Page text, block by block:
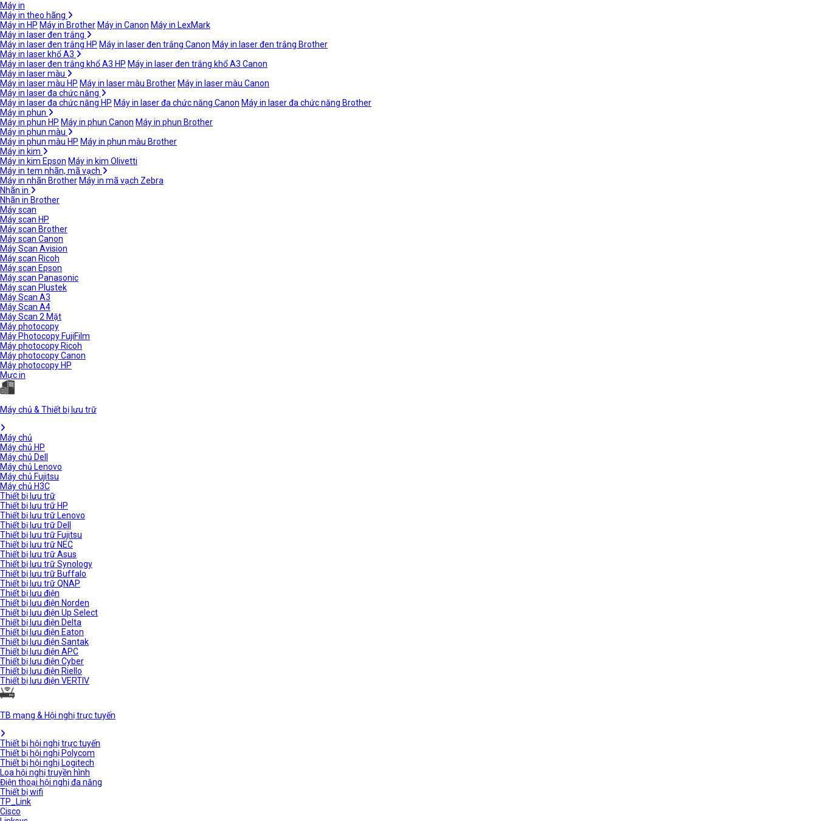
Máy in
Máy in theo hãng
Máy in HP Máy in Brother Máy in Canon Máy in LexMark
Máy in laser đen trắng
Máy in laser đen trắng HP Máy in laser đen trắng Canon Máy in laser đen trắng Brother
Máy in laser khổ A3
Máy in laser đen trắng khổ A3 HP Máy in laser đen trắng khổ A3 Canon
Máy in laser màu
Máy in laser màu HP Máy in laser màu Brother Máy in laser màu Canon
Máy in laser đa chức năng
Máy in laser đa chức năng HP Máy in laser đa chức năng Canon Máy in laser đa chức năng Brother
Máy in phun
Máy in phun HP Máy in phun Canon Máy in phun Brother
Máy in phun màu
Máy in phun màu HP Máy in phun màu Brother
Máy in kim
Máy in kim Epson Máy in kim Olivetti
Máy in tem nhãn, mã vạch
Máy in nhãn Brother Máy in mã vạch Zebra
Nhãn in
Nhãn in Brother
Máy scan
Máy scan HP
Máy scan Brother
Máy scan Canon
Máy Scan Avision
Máy scan Ricoh
Máy scan Epson
Máy scan Panasonic
Máy scan Plustek
Máy Scan A3
Máy Scan A4
Máy Scan 2 Mặt
Máy photocopy
Máy Photocopy FujiFilm
Máy photocopy Ricoh
Máy photocopy Canon
Máy photocopy HP
Mực in
Máy chủ & Thiết bị lưu trữ
Máy chủ
Máy chủ HP
Máy chủ Dell
Máy chủ Lenovo
Máy chủ Fujitsu
Máy chủ H3C
Thiết bị lưu trữ
Thiết bị lưu trữ HP
Thiết bị lưu trữ Lenovo
Thiết bị lưu trữ Dell
Thiết bị lưu trữ Fujitsu
Thiết bị lưu trữ NEC
Thiết bị lưu trữ Asus
Thiết bị lưu trữ Synology
Thiết bị lưu trữ Buffalo
Thiết bị lưu trữ QNAP
Thiết bị lưu điện
Thiết bị lưu điện Norden
Thiết bị lưu điện Up Select
Thiết bị lưu điện Delta
Thiết bị lưu điện Eaton
Thiết bị lưu điện Santak
Thiết bị lưu điện APC
Thiết bị lưu điện Cyber
Thiết bị lưu điện Riello
Thiết bị lưu điện VERTIV
TB mạng & Hội nghị trực tuyến
Thiết bị hội nghị trực tuyến
Thiết bị hội nghị Polycom
Thiết bị hội nghị Logitech
Loa hội nghị truyền hình
Điện thoại hội nghị đa năng
Thiết bị wifi
TP_Link
Cisco